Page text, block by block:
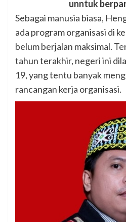
unntuk
Sebagai manusia biasa,
ada program organisasi di
belum berjalan maksimal.
tahun terakhir, negeri ini
19, yang tentu banyak
rancangan kerja organisasi.